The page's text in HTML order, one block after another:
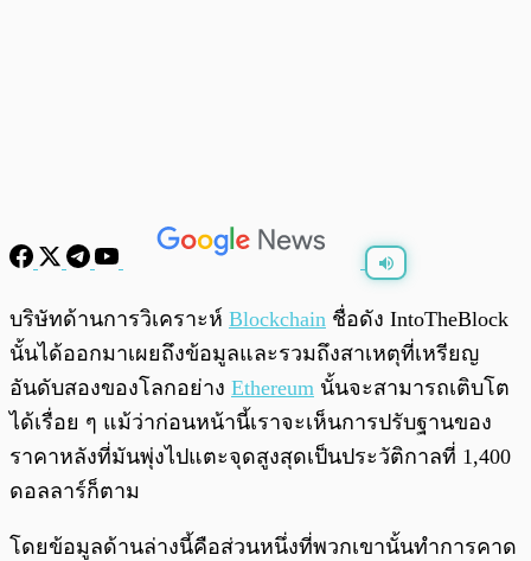
พร้อมเล่น
บริษัทด้านการวิเคราะห์ Blockchain ชื่อดัง IntoTheBlock
นั้นได้ออกมาเผยถึงข้อมูลและรวมถึงสาเหตุที่เหรียญ
อันดับสองของโลกอย่าง Ethereum นั้นจะสามารถเติบโต
ได้เรื่อย ๆ แม้ว่าก่อนหน้านี้เราจะเห็นการปรับฐานของ
ราคาหลังที่มันพุ่งไปแตะจุดสูงสุดเป็นประวัติกาลที่ 1,400
ดอลลาร์ก็ตาม
โดยข้อมูลด้านล่างนี้คือส่วนหนึ่งที่พวกเขานั้นทำการคาด